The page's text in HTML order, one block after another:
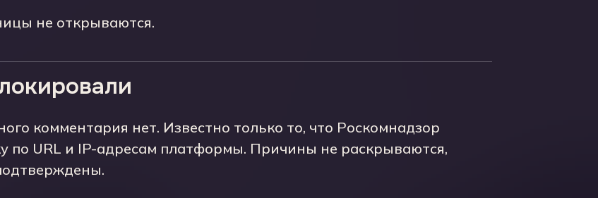
не открываются.
комментария нет. Известно только то, что Роскомнадзор
по URL и IP-адресам платформы. Причины не раскрываются,